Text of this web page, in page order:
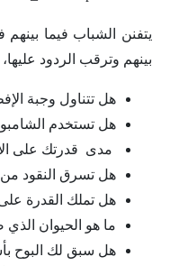
يتفنن الشباب فيما
بينهم وترقب الردود
هل تتناول وجبة
هل تستخدم
مدى قدرتك على
هل تسرق النقود
هل تملك القدرة
ما هو الحيوان
هل سبق لك البوح